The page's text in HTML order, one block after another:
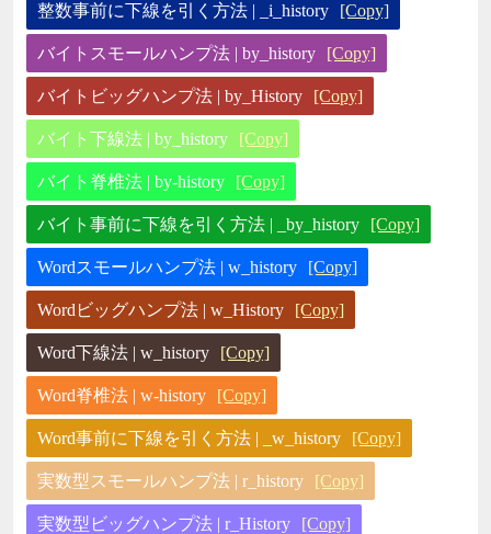
整数事前に下線を引く方法 | _i_history [Copy]
バイトスモールハンプ法 | by_history [Copy]
バイトビッグハンプ法 | by_History [Copy]
バイト下線法 | by_history [Copy]
バイト脊椎法 | by-history [Copy]
バイト事前に下線を引く方法 | _by_history [Copy]
Wordスモールハンプ法 | w_history [Copy]
Wordビッグハンプ法 | w_History [Copy]
Word下線法 | w_history [Copy]
Word脊椎法 | w-history [Copy]
Word事前に下線を引く方法 | _w_history [Copy]
実数型スモールハンプ法 | r_history [Copy]
実数型ビッグハンプ法 | r_History [Copy]